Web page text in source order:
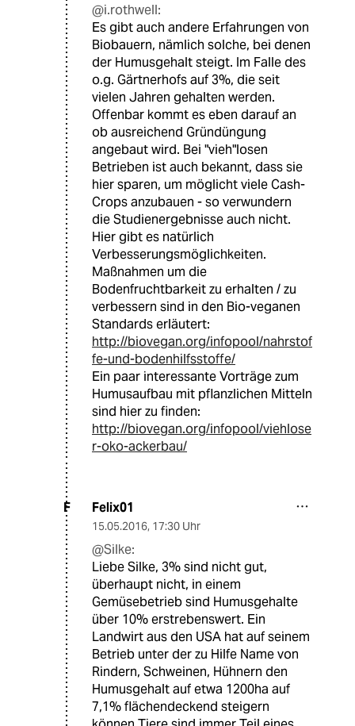
@i.rothwell:
Es gibt auch andere Erfahrungen von
Biobauern, nämlich solche, bei denen
der Humusgehalt steigt. Im Falle des
o.g. Gärtnerhofs auf 3%, die seit
vielen Jahren gehalten werden.
Offenbar kommt es eben darauf an
ob ausreichend Gründüngung
angebaut wird. Bei "vieh"losen
Betrieben ist auch bekannt, dass sie
hier sparen, um möglicht viele Cash-
Crops anzubauen - so verwundern
die Studienergebnisse auch nicht.
Hier gibt es natürlich
Verbesserungsmöglichkeiten.
Maßnahmen um die
Bodenfruchtbarkeit zu erhalten / zu
verbessern sind in den Bio-veganen
Standards erläutert:
http://biovegan.org/infopool/nahrstof
fe-und-bodenhilfsstoffe/
Ein paar interessante Vorträge zum
Humusaufbau mit pflanzlichen Mitteln
sind hier zu finden:
http://biovegan.org/infopool/viehlose
r-oko-ackerbau/
F Felix01
15.05.2016, 17:30 Uhr
@Silke:
Liebe Silke, 3% sind nicht gut,
überhaupt nicht, in einem
Gemüsebetrieb sind Humusgehalte
über 10% erstrebenswert. Ein
Landwirt aus den USA hat auf seinem
Betrieb unter der zu Hilfe Name von
Rindern, Schweinen, Hühnern den
Humusgehalt auf etwa 1200ha auf
7,1% flächendeckend steigern